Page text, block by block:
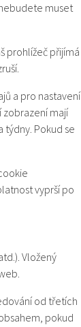
muset
prohlížeč přijímá
a pro nastavení
zobrazení mají
týdny. Pokud se
vyprší po
Vložený
od třetích
pokud